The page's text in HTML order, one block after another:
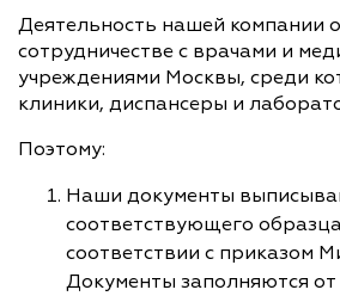
Деятельность нашей компании
сотрудничестве с врачами и
учреждениями Москвы, среди
клиники, диспансеры и
Поэтому:
Наши документы
соответствующего
соответствии с приказом
Документы заполняются от